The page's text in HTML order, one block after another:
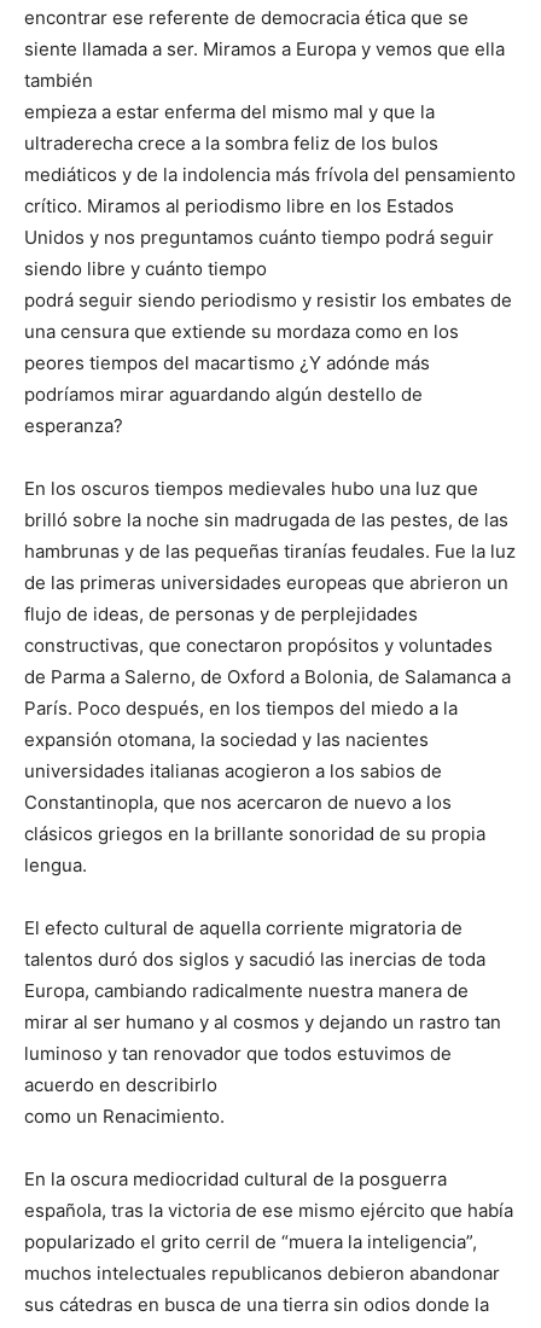
encontrar ese referente de democracia ética que se
siente llamada a ser. Miramos a Europa y vemos que ella
también
empieza a estar enferma del mismo mal y que la
ultraderecha crece a la sombra feliz de los bulos
mediáticos y de la indolencia más frívola del pensamiento
crítico. Miramos al periodismo libre en los Estados
Unidos y nos preguntamos cuánto tiempo podrá seguir
siendo libre y cuánto tiempo
podrá seguir siendo periodismo y resistir los embates de
una censura que extiende su mordaza como en los
peores tiempos del macartismo ¿Y adónde más
podríamos mirar aguardando algún destello de
esperanza?
En los oscuros tiempos medievales hubo una luz que
brilló sobre la noche sin madrugada de las pestes, de las
hambrunas y de las pequeñas tiranías feudales. Fue la luz
de las primeras universidades europeas que abrieron un
flujo de ideas, de personas y de perplejidades
constructivas, que conectaron propósitos y voluntades
de Parma a Salerno, de Oxford a Bolonia, de Salamanca a
París. Poco después, en los tiempos del miedo a la
expansión otomana, la sociedad y las nacientes
universidades italianas acogieron a los sabios de
Constantinopla, que nos acercaron de nuevo a los
clásicos griegos en la brillante sonoridad de su propia
lengua.
El efecto cultural de aquella corriente migratoria de
talentos duró dos siglos y sacudió las inercias de toda
Europa, cambiando radicalmente nuestra manera de
mirar al ser humano y al cosmos y dejando un rastro tan
luminoso y tan renovador que todos estuvimos de
acuerdo en describirlo
como un Renacimiento.
En la oscura mediocridad cultural de la posguerra
española, tras la victoria de ese mismo ejército que había
popularizado el grito cerril de “muera la inteligencia”,
muchos intelectuales republicanos debieron abandonar
sus cátedras en busca de una tierra sin odios donde la